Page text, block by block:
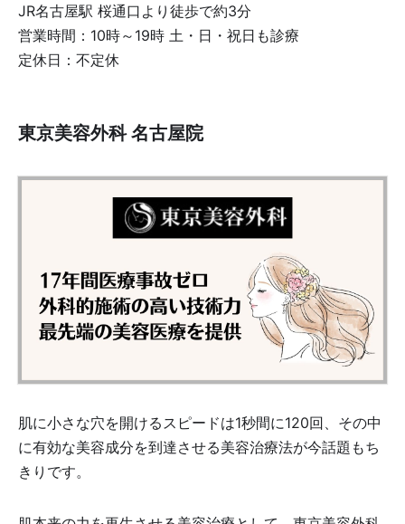
JR名古屋駅 桜通口より徒歩で約3分
営業時間：10時～19時 土・日・祝日も診療
定休日：不定休
東京美容外科 名古屋院
肌に小さな穴を開けるスピードは1秒間に120回、その中
に有効な美容成分を到達させる美容治療法が今話題もち
きりです。